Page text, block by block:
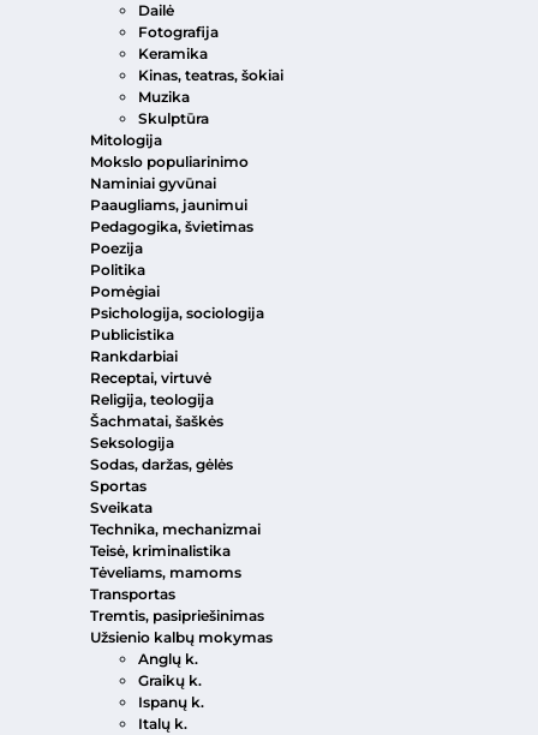
Dailė
Fotografija
Keramika
Kinas, teatras, šokiai
Muzika
Skulptūra
Mitologija
Mokslo populiarinimo
Naminiai gyvūnai
Paaugliams, jaunimui
Pedagogika, švietimas
Poezija
Politika
Pomėgiai
Psichologija, sociologija
Publicistika
Rankdarbiai
Receptai, virtuvė
Religija, teologija
Šachmatai, šaškės
Seksologija
Sodas, daržas, gėlės
Sportas
Sveikata
Technika, mechanizmai
Teisė, kriminalistika
Tėveliams, mamoms
Transportas
Tremtis, pasipriešinimas
Užsienio kalbų mokymas
Anglų k.
Graikų k.
Ispanų k.
Italų k.